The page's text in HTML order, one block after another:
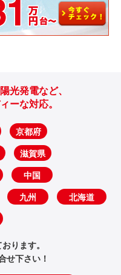
光発電など、
ーな対応。
京都府
滋賀県
中国
九州 北海道
ります。
せ下さい！